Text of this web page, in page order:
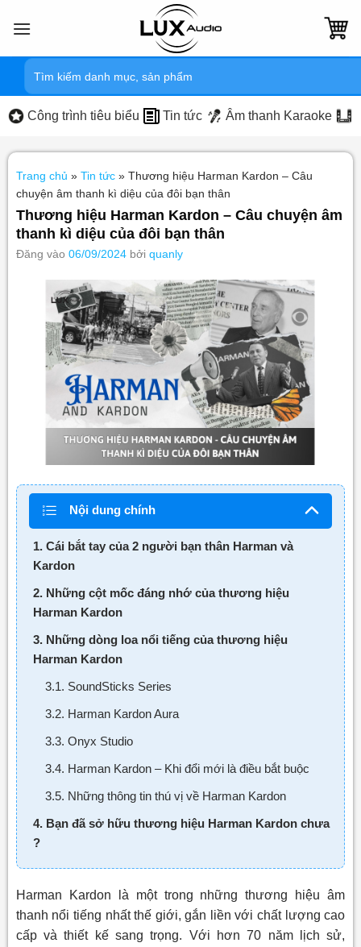
qua
Tìm
kiếm:
Công trình tiêu biểu Tin tức Âm thanh Karaoke
Trang chủ » Tin tức» Thương hiệu Harman Kardon – Câu
chuyện âm thanh kì diệu của đôi bạn thân
Thương hiệu Harman Kardon – Câu chuyện âm
thanh kì diệu của đôi bạn thân
Đăng vào 06/09/2024 bởi quanly
Nội dung chính
1. Cái bắt tay của 2 người bạn thân Harman và
Kardon
2. Những cột mốc đáng nhớ của thương hiệu
Harman Kardon
3. Những dòng loa nổi tiếng của thương hiệu
Harman Kardon
3.1. SoundSticks Series
3.2. Harman Kardon Aura
3.3. Onyx Studio
3.4. Harman Kardon – Khi đổi mới là điều bắt buộc
3.5. Những thông tin thú vị về Harman Kardon
4. Bạn đã sở hữu thương hiệu Harman Kardon chưa
?
Harman Kardon là một trong những thương hiệu âm
thanh nổi tiếng nhất thế giới, gắn liền với chất lượng cao
cấp và thiết kế sang trọng. Với hơn 70 năm lịch sử,